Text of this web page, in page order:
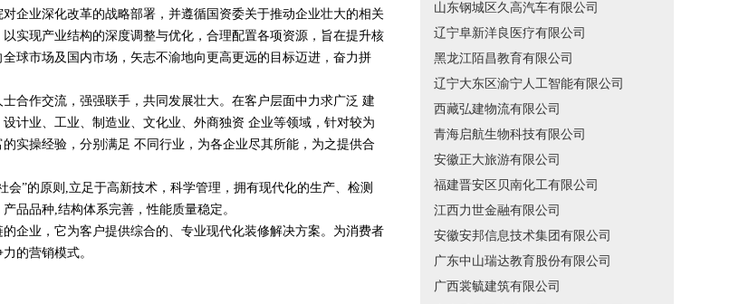
企业深化改革的战略部署，并遵循国资委关于推动企业壮大的相关
实现产业结构的深度调整与优化，合理配置各项资源，旨在提升核
球市场及国内市场，矢志不渝地向更高更远的目标迈进，奋力拼
合作交流，强强联手，共同发展壮大。在客户层面中力求广泛 建
计业、工业、制造业、文化业、外商独资 企业等领域，针对较为
实操经验，分别满足 不同行业，为各企业尽其所能，为之提供合
”的原则,立足于高新技术，科学管理，拥有现代化的生产、检测
品品种,结构体系完善，性能质量稳定。
企业，它为客户提供综合的、专业现代化装修解决方案。为消费者
的营销模式。
山东钢城区久高汽车有限公司
辽宁阜新洋良医疗有限公司
黑龙江陌昌教育有限公司
辽宁大东区渝宁人工智能有限公司
西藏弘建物流有限公司
青海启航生物科技有限公司
安徽正大旅游有限公司
福建晋安区贝南化工有限公司
江西力世金融有限公司
安徽安邦信息技术集团有限公司
广东中山瑞达教育股份有限公司
广西裳毓建筑有限公司